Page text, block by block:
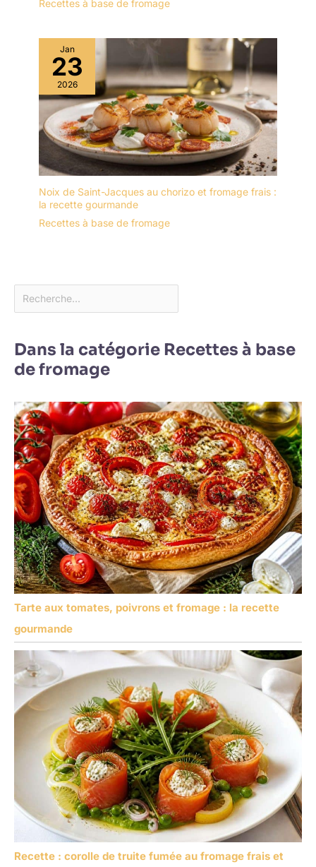
Recettes à base de fromage
Jan
23
2026
Noix de Saint-Jacques au chorizo et fromage frais :
la recette gourmande
Recettes à base de fromage
Dans la catégorie Recettes à base
de fromage
Tarte aux tomates, poivrons et fromage : la recette
gourmande
Recette : corolle de truite fumée au fromage frais et